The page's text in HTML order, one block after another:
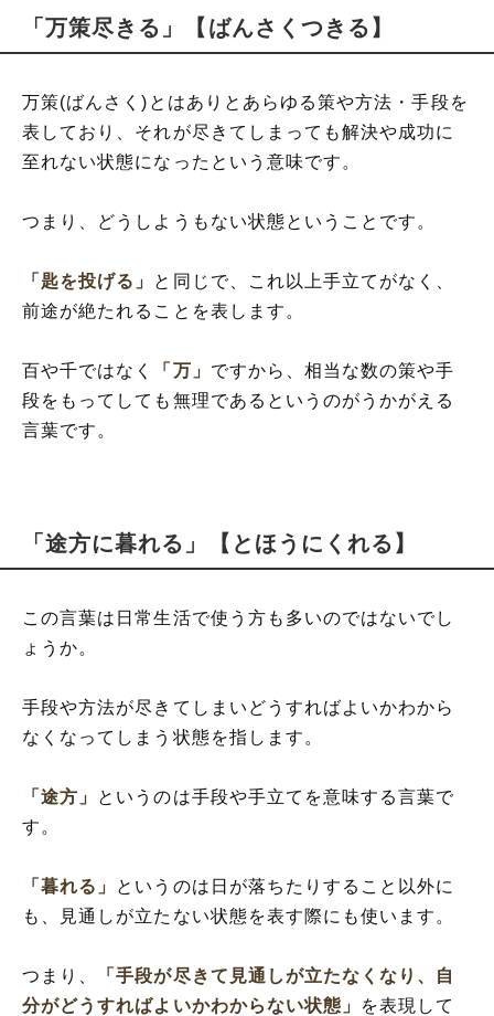
「万策尽きる」【ばんさくつきる】
万策(ばんさく)とはありとあらゆる策や方法・手段を
表しており、それが尽きてしまっても解決や成功に
至れない状態になったという意味です。
つまり、どうしようもない状態ということです。
「匙を投げる」 と同じで、これ以上手立てがなく、
前途が絶たれることを表します。
百や千ではなく 「万」 ですから、相当な数の策や手
段をもってしても無理であるというのがうかがえる
言葉です。
「途方に暮れる」【とほうにくれる】
この言葉は日常生活で使う方も多いのではないでし
ょうか。
手段や方法が尽きてしまいどうすればよいかわから
なくなってしまう状態を指します。
「途方」
というのは手段や手立てを意味する言葉で
す。
「暮れる」 というのは日が落ちたりすること以外に
も、見通しが立たない状態を表す際にも使います。
つまり、
「手段が尽きて見通しが立たなくなり、自
分がどうすればよいかわからない状態」
を表現して